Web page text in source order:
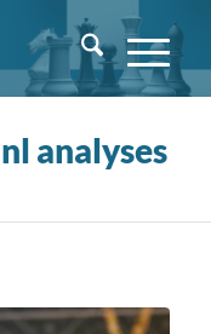
analyses